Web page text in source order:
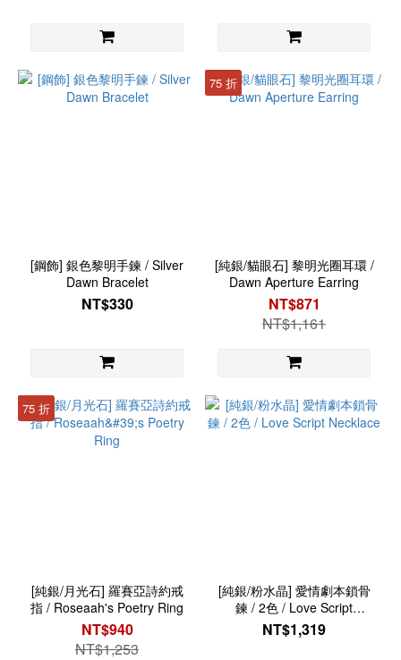
[鋼飾] 銀色黎明手鍊 / Silver
Dawn Bracelet
NT$330
75 折
[純銀/貓眼石] 黎明光圈耳環 /
Dawn Aperture Earring
NT$871
NT$1,161
75 折
[純銀/月光石] 羅賽亞詩約戒
指 / Roseaah's Poetry Ring
NT$940
NT$1,253
[純銀/粉水晶] 愛情劇本鎖骨
鍊 / 2色 / Love Script
Necklace
NT$1,319